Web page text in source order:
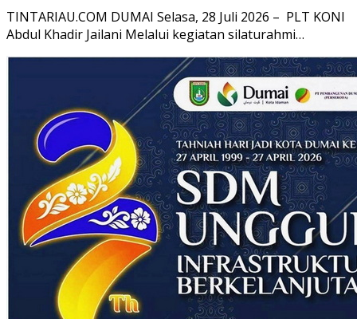
TINTARIAU.COM DUMAI Selasa, 28 Juli 2026 – PLT KONI
Abdul Khadir Jailani Melalui kegiatan silaturahmi…